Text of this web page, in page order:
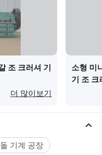
높은 크롬, 몰리브덴, 바나듐
니다
조 크러셔 기
더 많이보기
소형 미
기 조 크
기계 공장